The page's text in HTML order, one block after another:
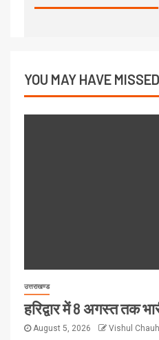
YOU MAY HAVE MISSED
उत्तराखण्ड
हरिद्वार में 8 अगस्त तक
August 5, 2026 Vishul